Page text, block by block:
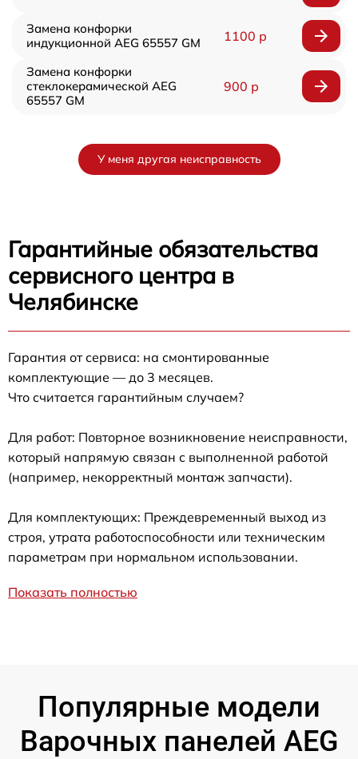
Замена конфорки
индукционной AEG 65557 GM
1100 р
Замена конфорки
стеклокерамической AEG
65557 GM
900 р
У меня другая неисправность
Гарантийные обязательства
сервисного центра в
Челябинске
Гарантия от сервиса: на смонтированные
комплектующие — до 3 месяцев.
Что считается гарантийным случаем?
Для работ: Повторное возникновение неисправности,
который напрямую связан с выполненной работой
(например, некорректный монтаж запчасти).
Для комплектующих: Преждевременный выход из
строя, утрата работоспособности или техническим
параметрам при нормальном использовании.
Показать полностью
Популярные модели
Варочных панелей AEG